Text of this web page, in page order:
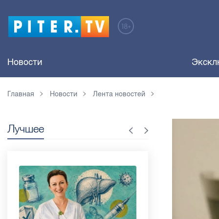
Новости
Главная Новости Лента новостей
Лучшее